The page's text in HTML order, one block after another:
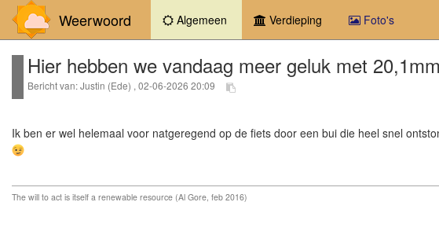
Weerwoord Algemeen (current)Verdieping Foto's
Hier hebben we vandaag meer geluk met 20,1mm
Bericht van: Justin (Ede) , 02-06-2026 20:09
Ik ben er wel helemaal voor natgeregend op de fiets door een bui die heel snel
The will to act is itself a renewable resource (Al Gore, feb 2016)